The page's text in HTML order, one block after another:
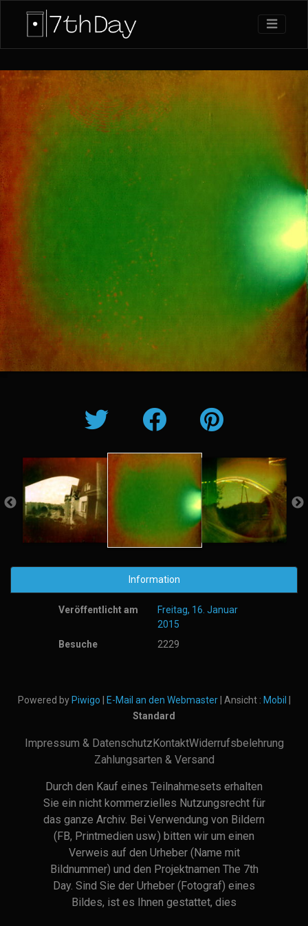
Information
Veröffentlicht am
Freitag, 16. Januar
2015
Besuche
2229
Powered by Piwigo E-Mail an den Webmaster| Ansicht : Mobil
Standard
Impressum & Datenschutz KontaktWiderrufsbelehrung
Zahlungsarten & Versand
Durch den Kauf eines Teilnahmesets erhalten
Sie ein nicht kommerzielles Nutzungsrecht für
das ganze Archiv. Bei Verwendung von Bildern
(FB, Printmedien usw.) bitten wir um einen
Verweis auf den Urheber (Name mit
Bildnummer) und den Projektnamen The 7th
Day. Sind Sie der Urheber (Fotograf) eines
Bildes, ist es Ihnen gestattet, dies